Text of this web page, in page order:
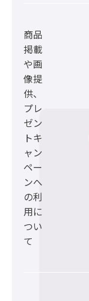
商品
掲載
や画
像提
供、
プレ
ゼン
トキ
ャン
ペー
ンへ
の利
用に
つい
て